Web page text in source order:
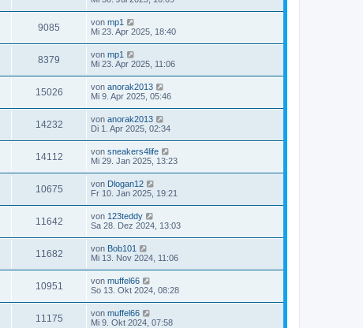
9085 von mp1
Mi 23. Apr 2025, 18:40
8379 von mp1
Mi 23. Apr 2025, 11:06
15026 von anorak2013
Mi 9. Apr 2025, 05:46
14232 von anorak2013
Di 1. Apr 2025, 02:34
14112 von sneakers4life
Mi 29. Jan 2025, 13:23
10675 von Dlogan12
Fr 10. Jan 2025, 19:21
11642 von 123teddy
Sa 28. Dez 2024, 13:03
11682 von Bob101
Mi 13. Nov 2024, 11:06
10951 von muffel66
So 13. Okt 2024, 08:28
11175 von muffel66
Mi 9. Okt 2024, 07:58